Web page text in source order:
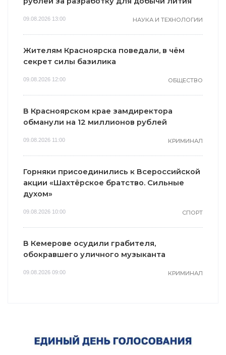
09.08.2026 13:00 НАУКА И ТЕХНОЛОГИИ
Жителям Красноярска поведали, в чём
секрет силы базилика
09.08.2026 12:00 ОБЩЕСТВО
В Красноярском крае замдиректора
обманули на 12 миллионов рублей
09.08.2026 11:00 КРИМИНАЛ
Горняки присоединились к Всероссийской
акции «Шахтёрское братство. Сильные
духом»
09.08.2026 10:00 СПОРТ
В Кемерове осудили грабителя,
обокравшего уличного музыканта
09.08.2026 09:00 КРИМИНАЛ